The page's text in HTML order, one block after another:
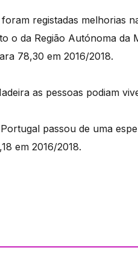
registadas melhorias
o da Região Autónoma da
78,30 em 2016/2018.
as pessoas podiam
passou de uma
em 2016/2018.